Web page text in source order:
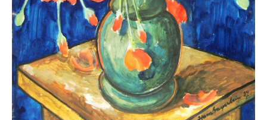
Buchempfehlungen
Richild Holt – Farbe und Linie
Theodor Zeller (1900-1986) Maler und
Visionär
Walter Becker (1893-1984) Malerei und Grafik